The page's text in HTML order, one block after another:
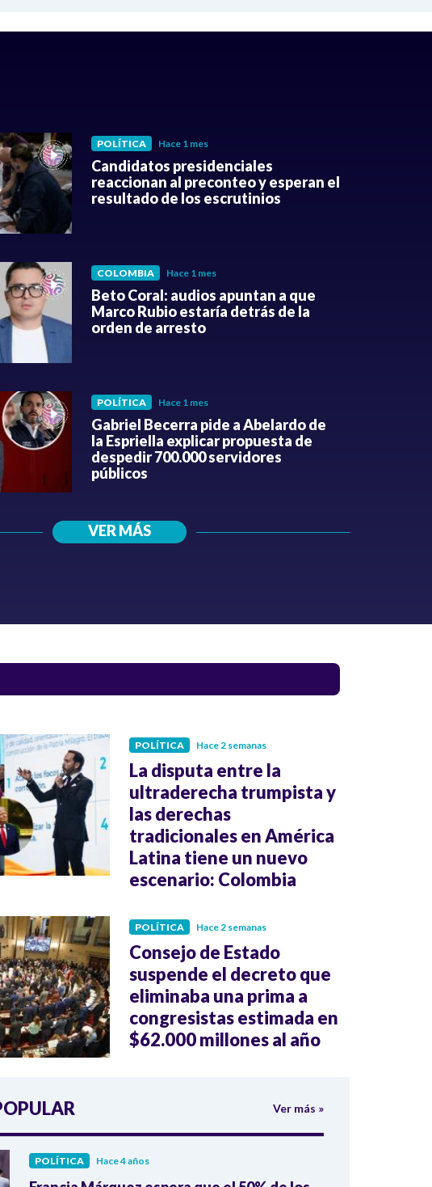
POLÍTICA Hace 1 mes
Candidatos presidenciales
reaccionan al preconteo y esperan el
resultado de los escrutinios
COLOMBIA Hace 1 mes
Beto Coral: audios apuntan a que
Marco Rubio estaría detrás de la
orden de arresto
POLÍTICA Hace 1 mes
Gabriel Becerra pide a Abelardo de
la Espriella explicar propuesta de
despedir 700.000 servidores
públicos
VER MÁS
POLÍTICA Hace 2 semanas
La disputa entre la
ultraderecha trumpista y
las derechas
tradicionales en América
Latina tiene un nuevo
escenario: Colombia
POLÍTICA Hace 2 semanas
Consejo de Estado
suspende el decreto que
eliminaba una prima a
congresistas estimada en
$62.000 millones al año
Ver más »
POLÍTICA Hace 4 años